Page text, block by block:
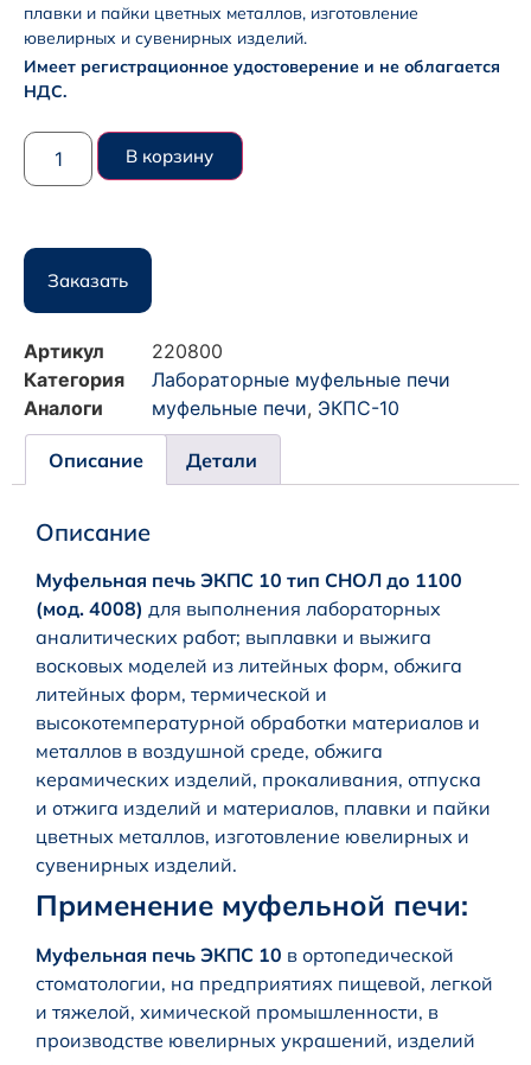
плавки и пайки цветных металлов, изготовление
ювелирных и сувенирных изделий.
Имеет регистрационное удостоверение и не облагается
НДС.
В корзину
Заказать
Артикул
220800
Категория
Лабораторные муфельные печи
Аналоги
муфельные печи, ЭКПС-10
Описание Детали
Описание
Муфельная печь ЭКПС 10 тип СНОЛ до 1100
(мод. 4008) для выполнения лабораторных
аналитических работ; выплавки и выжига
восковых моделей из литейных форм, обжига
литейных форм, термической и
высокотемпературной обработки материалов и
металлов в воздушной среде, обжига
керамических изделий, прокаливания, отпуска
и отжига изделий и материалов, плавки и пайки
цветных металлов, изготовление ювелирных и
сувенирных изделий.
Применение муфельной печи:
Муфельная печь ЭКПС 10 в ортопедической
стоматологии, на предприятиях пищевой, легкой
и тяжелой, химической промышленности, в
производстве ювелирных украшений, изделий